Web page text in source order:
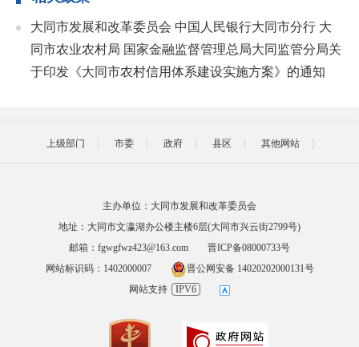
大同市发展和改革委员会 中国人民银行大同市分行 大
同市农业农村局 国家金融监督管理总局大同监管分局关
于印发《大同市农村信用体系建设实施方案》的通知
上级部门 市委 政府 县区 其他网站
主办单位：大同市发展和改革委员会
地址：大同市文瀛湖办公楼主楼6层(大同市兴云街2799号)
邮箱：fgwgfwz423@163.com
晋ICP备08000733号
网站标识码：1402000007
晋公网安备 14020202000131号
网站支持
IPV6